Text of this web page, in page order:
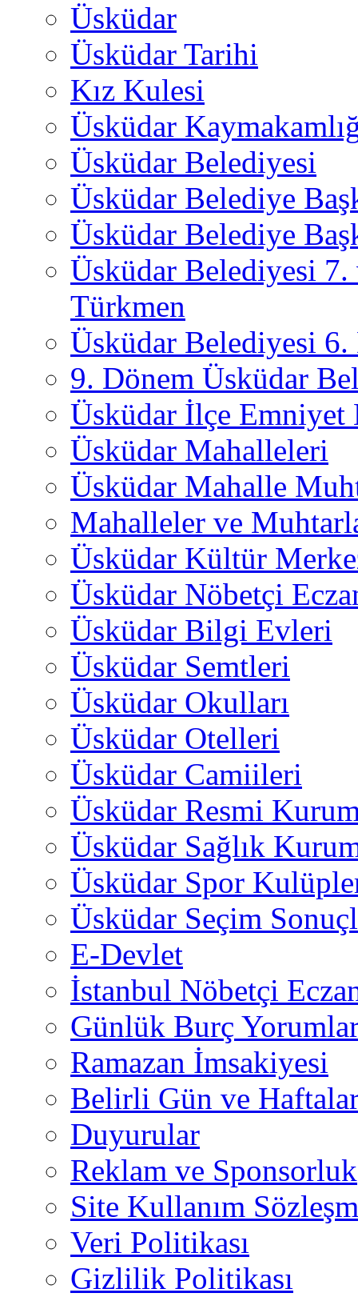
Üsküdar
Üsküdar Tarihi
Kız Kulesi
Üsküdar
Üsküdar Belediyesi
Üsküdar Belediye
Üsküdar Belediye
Üsküdar Belediyesi
Türkmen
Üsküdar Belediyesi 6.
9. Dönem Üsküdar
Üsküdar İlçe
Üsküdar Mahalleleri
Üsküdar Mahalle
Mahalleler ve
Üsküdar Kültür
Üsküdar Nöbetçi
Üsküdar Bilgi Evleri
Üsküdar Semtleri
Üsküdar Okulları
Üsküdar Otelleri
Üsküdar Camiileri
Üsküdar Resmi
Üsküdar Sağlık
Üsküdar Spor
Üsküdar Seçim
E-Devlet
İstanbul Nöbetçi
Günlük Burç
Ramazan İmsakiyesi
Belirli Gün ve
Duyurular
Reklam ve Sponsorluk
Site Kullanım
Veri Politikası
Gizlilik Politikası